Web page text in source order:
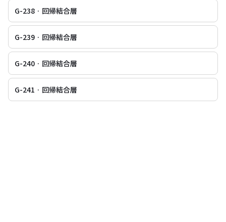
G-238 · 回帰結合層
G-239 · 回帰結合層
G-240 · 回帰結合層
G-241 · 回帰結合層